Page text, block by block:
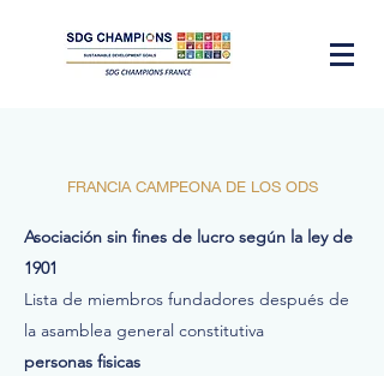
FRANCIA CAMPEONA DE LOS ODS
Asociación sin fines de lucro según la ley de
1901
Lista de miembros fundadores después de
la asamblea general constitutiva
personas fisicas